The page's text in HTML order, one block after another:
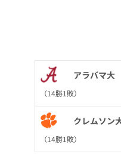
アラバマ大
（14勝1敗）
クレムソン
（14勝1敗）